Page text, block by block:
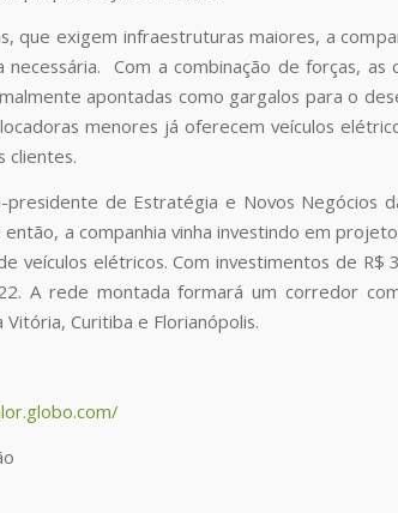
que exigem infraestruturas maiores, a
Com a combinação de forças, as
apontadas como gargalos para o
menores já oferecem veículos
clientes.
presidente de Estratégia e Novos Negócios
a companhia vinha investindo em
veículos elétricos. Com investimentos de
A rede montada formará um corredor
Curitiba e Florianópolis.